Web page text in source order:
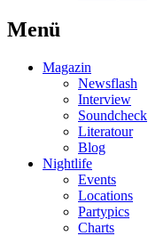
Menü
Magazin
Newsflash
Interview
Soundcheck
Literatour
Blog
Nightlife
Events
Locations
Partypics
Charts